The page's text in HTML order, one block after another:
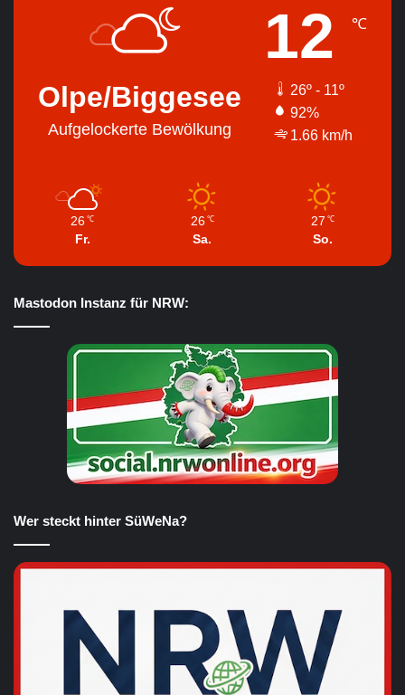
Olpe/Biggesee
Aufgelockerte Bewölkung
12 ℃
26º - 11º
92%
1.66 km/h
26 ℃
Fr.
26 ℃
Sa.
27 ℃
So.
Mastodon Instanz für NRW:
Wer steckt hinter SüWeNa?